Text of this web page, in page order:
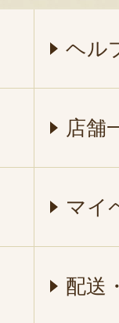
ヘル
店舗
マイ
配送